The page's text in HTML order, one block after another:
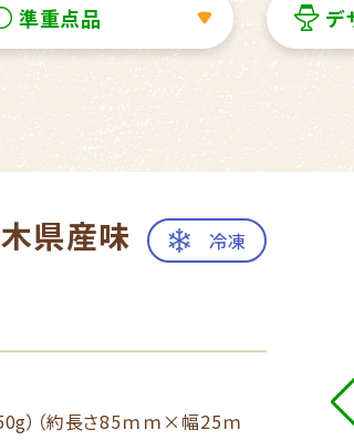
準重点品 デ
県産味 冷凍
）（約長さ85ｍｍ×幅25ｍ